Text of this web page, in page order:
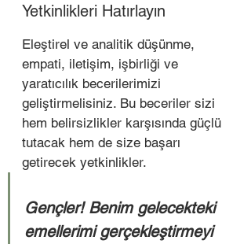
Yetkinlikleri Hatırlayın
Eleştirel ve analitik düşünme,
empati, iletişim, işbirliği ve
yaratıcılık becerilerimizi
geliştirmelisiniz. Bu beceriler sizi
hem belirsizlikler karşısında güçlü
tutacak hem de size başarı
getirecek yetkinlikler.
Gençler! Benim gelecekteki
emellerimi gerçekleştirmeyi